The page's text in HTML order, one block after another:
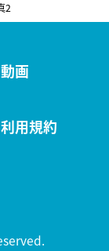
2
画
用規約